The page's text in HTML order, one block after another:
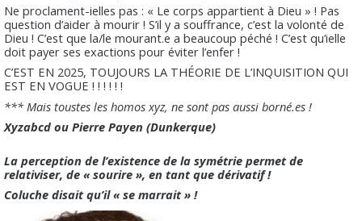
Ne proclament-ielles pas : « Le corps appartient à Dieu » ! Pas
question d’aider à mourir ! S’il y a souffrance, c’est la volonté de
Dieu ! C’est que la/le mourant.e a beaucoup péché ! C’est qu’ielle
doit payer ses exactions pour éviter l’enfer !
C’EST EN 2025, TOUJOURS LA THÉORIE DE L’INQUISITION QUI
EST EN VOGUE ! ! ! ! ! !
*** Mais toustes les homos xyz, ne sont pas aussi borné.es !
Xyzabcd ou Pierre Payen (Dunkerque)
La perception de l’existence de la symétrie permet de
relativiser, de « sourire », en tant que dérivatif !
Coluche disait qu’il « se marrait » !